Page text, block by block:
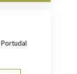
Portudal